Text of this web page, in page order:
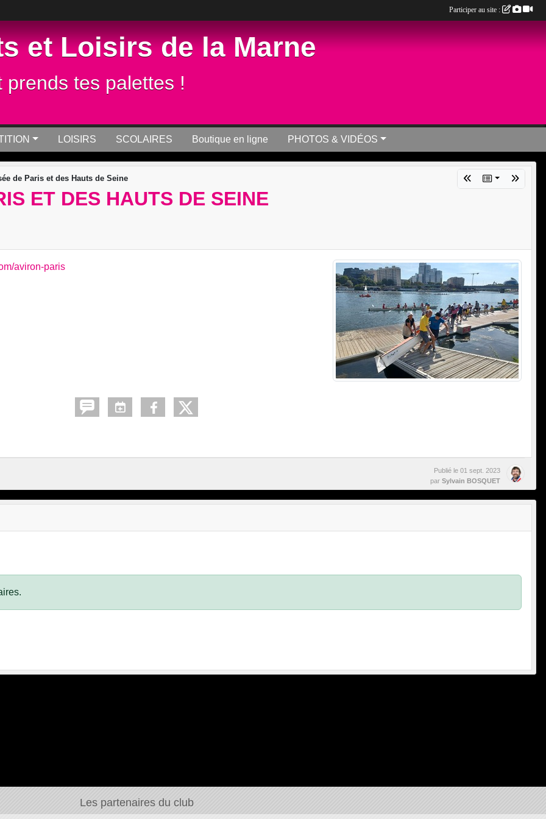
et Loisirs de la Marne
tes palettes !
LOISIRS SCOLAIRES Boutique en ligne PHOTOS & VIDÉOS
de Paris et des Hauts de Seine
ET DES HAUTS DE SEINE
aviron-paris
Publié le 01 sept. 2023
par Sylvain BOSQUET
Les partenaires du club
Participer au site :